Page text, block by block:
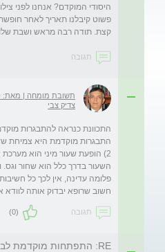
היסודי המוקדם? אנחנו לפני
פשוט קיבלנו תאריך לאחר
קצת. תודה רבה מראש ושבת
תגובה
תשובת מומחה | מאת:
צדיק צבי
2) הופעת שעור מיני הוא
השעור בדרך כלל הוא שחור וגס.
חשוב שרופא יבדוק אותה לוודא
תגובה (0)
RE: התפתחות מוקדמת לבת חמש